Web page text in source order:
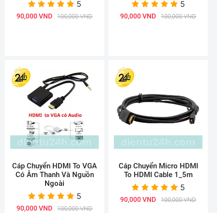
5
90,000 VND 100,000 VND
5
90,000 VND 100,000 VND
Cáp Chuyển HDMI To VGA
Có Âm Thanh Và Nguồn
Ngoài
5
90,000 VND 100,000 VND
Cáp Chuyển Micro HDMI
To HDMI Cable 1_5m
5
90,000 VND 100,000 VND